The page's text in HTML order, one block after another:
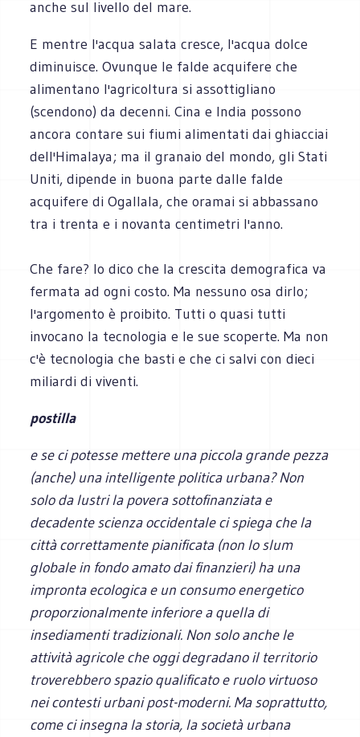
anche sul livello del mare.
E mentre l'acqua salata cresce, l'acqua dolce
diminuisce. Ovunque le falde acquifere che
alimentano l'agricoltura si assottigliano
(scendono) da decenni. Cina e India possono
ancora contare sui fiumi alimentati dai ghiacciai
dell'Himalaya; ma il granaio del mondo, gli Stati
Uniti, dipende in buona parte dalle falde
acquifere di Ogallala, che oramai si abbassano
tra i trenta e i novanta centimetri l'anno.
Che fare? Io dico che la crescita demografica va
fermata ad ogni costo. Ma nessuno osa dirlo;
l'argomento è proibito. Tutti o quasi tutti
invocano la tecnologia e le sue scoperte. Ma non
c'è tecnologia che basti e che ci salvi con dieci
miliardi di viventi.
postilla
e se ci potesse mettere una piccola grande pezza
(anche) una intelligente politica urbana? Non
solo da lustri la povera sottofinanziata e
decadente scienza occidentale ci spiega che la
città correttamente pianificata (non lo slum
globale in fondo amato dai finanzieri) ha una
impronta ecologica e un consumo energetico
proporzionalmente inferiore a quella di
insediamenti tradizionali. Non solo anche le
attività agricole che oggi degradano il territorio
troverebbero spazio qualificato e ruolo virtuoso
nei contesti urbani post-moderni. Ma soprattutto,
come ci insegna la storia, la società urbana